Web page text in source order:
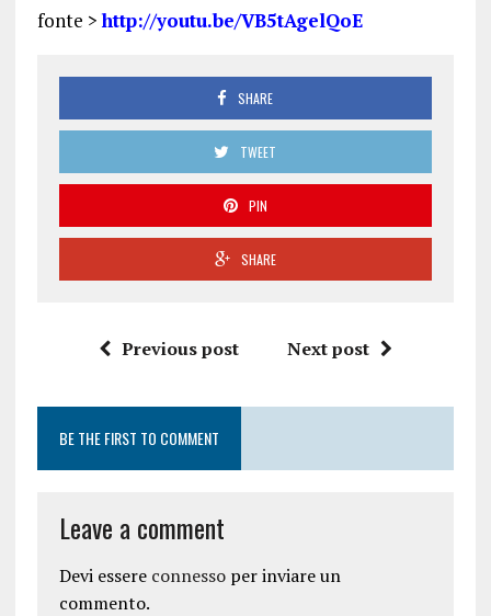
fonte >http://youtu.be/VB5tAgelQoE
SHARE
TWEET
PIN
SHARE
Previous post Next post
BE THE FIRST TO COMMENT
Leave a comment
Devi essere connessoper inviare un
commento.